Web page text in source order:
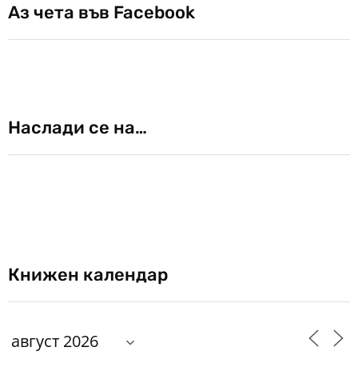
Аз чета във Facebook
Наслади се на…
Книжен календар